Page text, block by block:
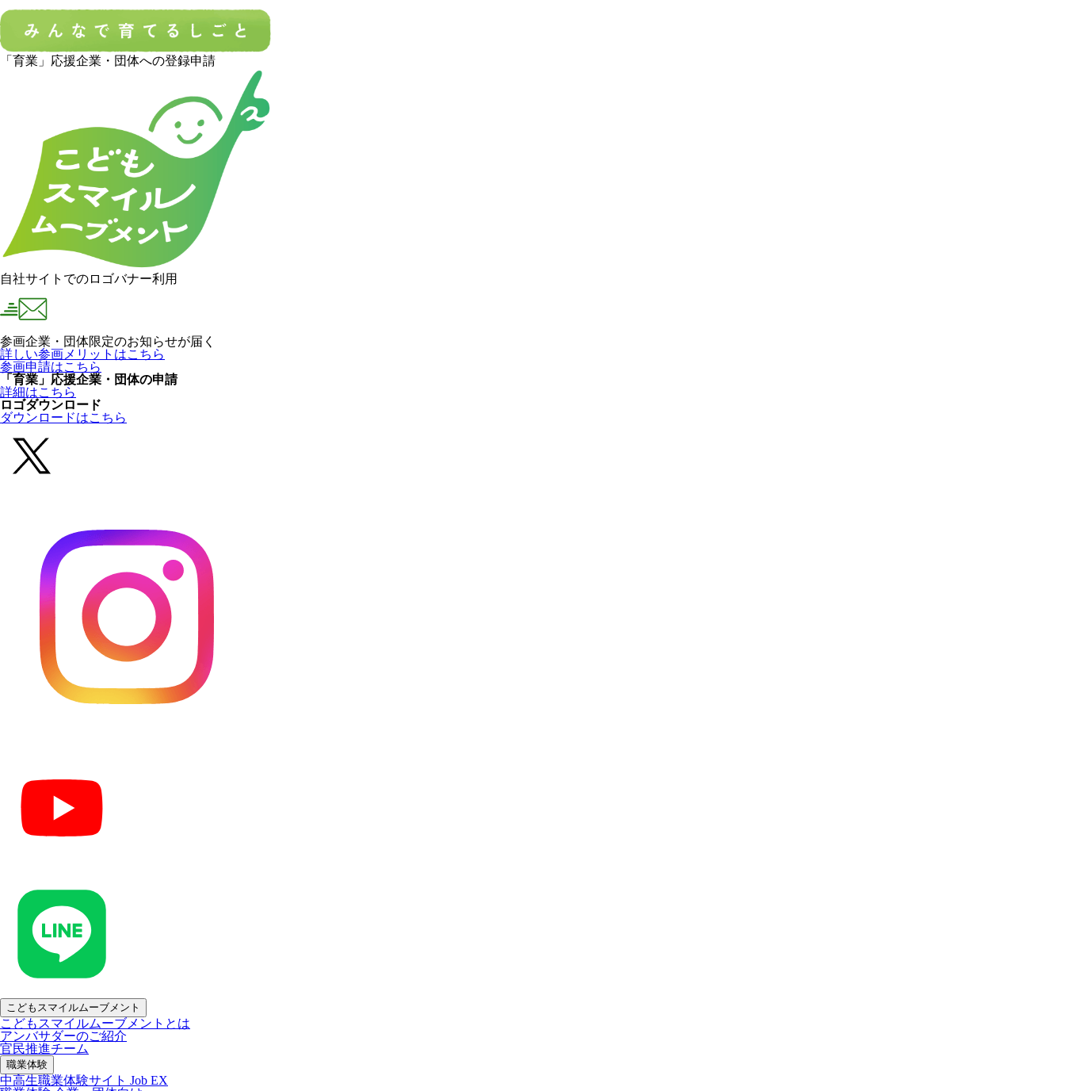
「育業」応援企業・団体への登録申請
自社サイトでのロゴバナー利用
参画企業・団体限定のお知らせが届く
詳しい参画メリットはこちら
参画申請はこちら
「育業」応援企業・団体の申請
詳細はこちら
ロゴダウンロード
ダウンロードはこちら
こどもスマイルムーブメント
こどもスマイルムーブメントとは
アンバサダーのご紹介
官民推進チーム
職業体験
中高生職業体験サイト Job EX